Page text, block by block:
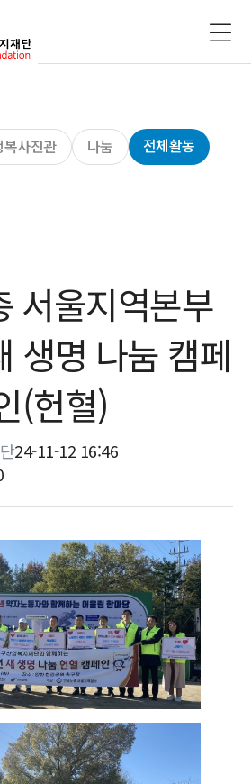
복사진관 나눔 전체활동
서울지역본부
생명 나눔 캠페
(헌혈)
24-11-12 16:46